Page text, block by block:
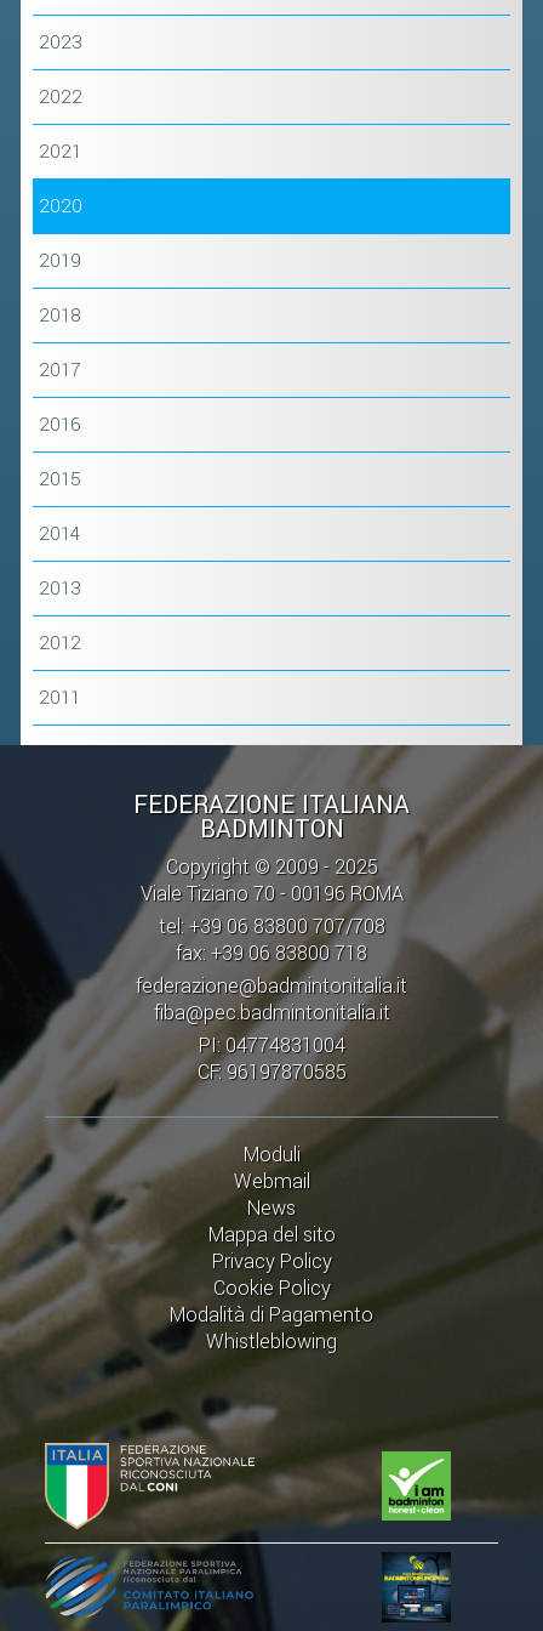
2023
2022
2021
2020
2019
2018
2017
2016
2015
2014
2013
2012
2011
FEDERAZIONE ITALIANA
BADMINTON
Copyright © 2009 - 2025
Viale Tiziano 70 - 00196 ROMA
tel: +39 06 83800 707/708
fax: +39 06 83800 718
federazione@badmintonitalia.it
fiba@pec.badmintonitalia.it
PI: 04774831004
CF: 96197870585
Moduli
Webmail
News
Mappa del sito
Privacy Policy
Cookie Policy
Modalità di Pagamento
Whistleblowing
FIBA PICKLEBALL TOUR
BANDI PUBBLICI
2023
2019